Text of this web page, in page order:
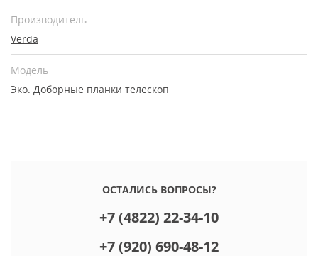
Производитель
Verda
Модель
Эко. Доборные планки телескоп
ОСТАЛИСЬ ВОПРОСЫ?
+7 (4822) 22-34-10
+7 (920) 690-48-12